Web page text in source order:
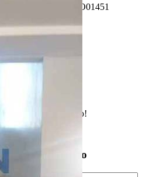
Referência: CO01451
5 Banheiros
2 Vagas
Enviado com sucesso!
Entre em contato